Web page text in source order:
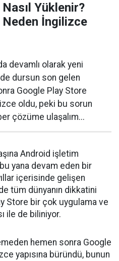
Yüklenir?
İngilizce
devamlı olarak yeni
dursun son gelen
Google Play Store
oldu, peki bu sorun
çözüme ulaşalım...
Android işletim
yana devam eden bir
içerisinde gelişen
tüm dünyanın dikkatini
Store bir çok uygulama ve
ile de biliniyor.
hemen sonra Google
yapısına büründü, bunun